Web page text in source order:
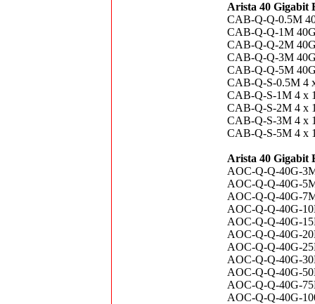
Arista 40 Gigabit
CAB-Q-Q-0.5M
CAB-Q-Q-1M
CAB-Q-Q-2M
CAB-Q-Q-3M
CAB-Q-Q-5M
CAB-Q-S-0.5M 4
CAB-Q-S-1M 4 x
CAB-Q-S-2M 4 x
CAB-Q-S-3M 4 x
CAB-Q-S-5M 4 x
Arista 40 Gigabit
AOC-Q-Q-40G-
AOC-Q-Q-40G-
AOC-Q-Q-40G-
AOC-Q-Q-40G-
AOC-Q-Q-40G-
AOC-Q-Q-40G-
AOC-Q-Q-40G-
AOC-Q-Q-40G-
AOC-Q-Q-40G-
AOC-Q-Q-40G-
AOC-Q-Q-40G-